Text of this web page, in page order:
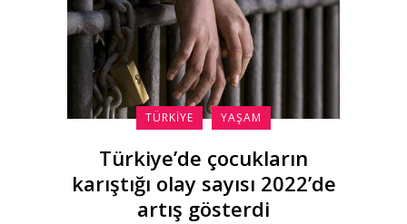
TÜRKIYE YAŞAM
Türkiye’de çocukların
karıştığı olay sayısı 2022’de
artış gösterdi